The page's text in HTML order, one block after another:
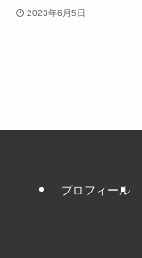
2023年6月5日
プロフィール